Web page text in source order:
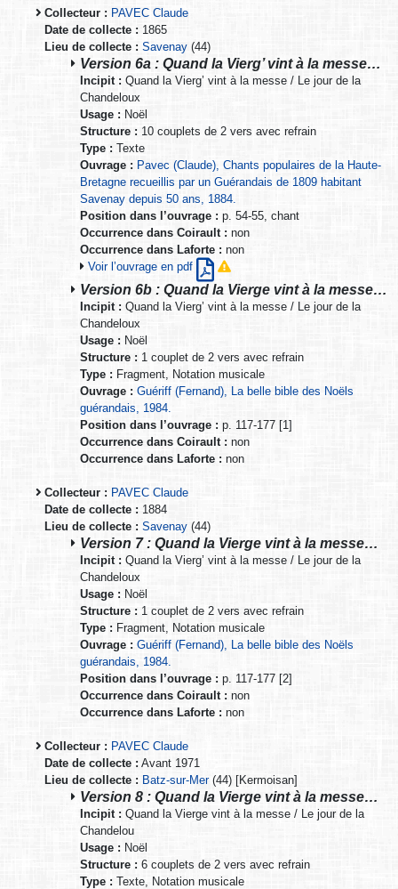
Collecteur : PAVEC Claude
Date de collecte : 1865
Lieu de collecte : Savenay (44)
Version 6a : Quand la Vierg’ vint à la messe…
Incipit : Quand la Vierg’ vint à la messe / Le jour de la
Chandeloux
Usage : Noël
Structure : 10 couplets de 2 vers avec refrain
Type : Texte
Ouvrage : Pavec (Claude), Chants populaires de la Haute-
Bretagne recueillis par un Guérandais de 1809 habitant
Savenay depuis 50 ans, 1884.
Position dans l’ouvrage : p. 54-55, chant
Occurrence dans Coirault : non
Occurrence dans Laforte : non
Voir l’ouvrage en pdf
Version 6b : Quand la Vierge vint à la messe…
Incipit : Quand la Vierg’ vint à la messe / Le jour de la
Chandeloux
Usage : Noël
Structure : 1 couplet de 2 vers avec refrain
Type : Fragment, Notation musicale
Ouvrage : Guériff (Fernand), La belle bible des Noëls
guérandais, 1984.
Position dans l’ouvrage : p. 117-177 [1]
Occurrence dans Coirault : non
Occurrence dans Laforte : non
Collecteur : PAVEC Claude
Date de collecte : 1884
Lieu de collecte : Savenay (44)
Version 7 : Quand la Vierge vint à la messe…
Incipit : Quand la Vierg’ vint à la messe / Le jour de la
Chandeloux
Usage : Noël
Structure : 1 couplet de 2 vers avec refrain
Type : Fragment, Notation musicale
Ouvrage : Guériff (Fernand), La belle bible des Noëls
guérandais, 1984.
Position dans l’ouvrage : p. 117-177 [2]
Occurrence dans Coirault : non
Occurrence dans Laforte : non
Collecteur : PAVEC Claude
Date de collecte : Avant 1971
Lieu de collecte : Batz-sur-Mer(44) [Kermoisan]
Version 8 : Quand la Vierge vint à la messe…
Incipit : Quand la Vierge vint à la messe / Le jour de la
Chandelou
Usage : Noël
Structure : 6 couplets de 2 vers avec refrain
Type : Texte, Notation musicale